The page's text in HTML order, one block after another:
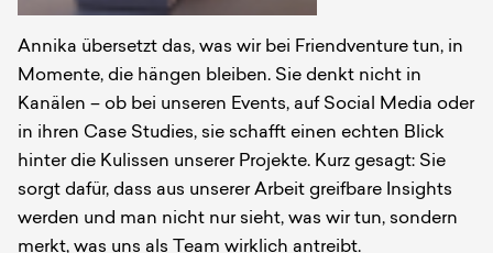
Annika übersetzt das, was wir bei Friendventure tun, in
Momente, die hängen bleiben. Sie denkt nicht in
Kanälen – ob bei unseren Events, auf Social Media oder
in ihren Case Studies, sie schafft einen echten Blick
hinter die Kulissen unserer Projekte. Kurz gesagt: Sie
sorgt dafür, dass aus unserer Arbeit greifbare Insights
werden und man nicht nur sieht, was wir tun, sondern
merkt, was uns als Team wirklich antreibt.